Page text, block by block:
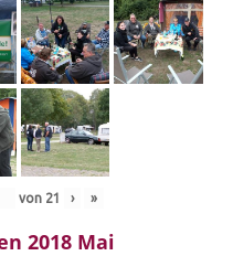
von 21 › »
2018 Mai